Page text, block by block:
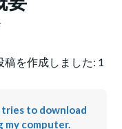
稿を作成しました: 1
tries to download
my computer.